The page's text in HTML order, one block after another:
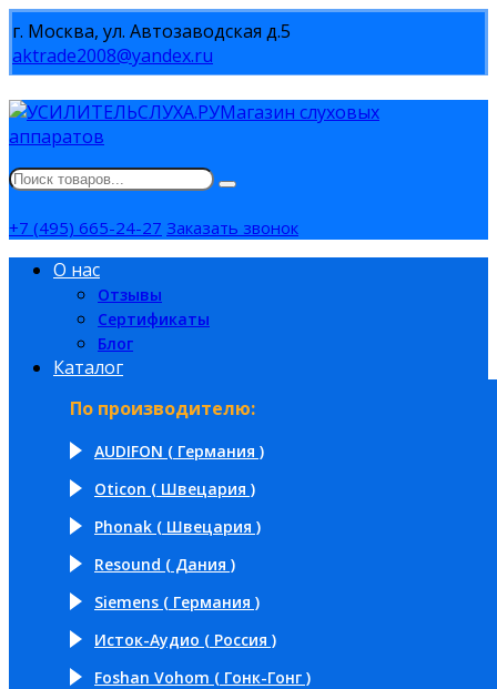
г. Москва, ул. Автозаводская д.5
aktrade2008@yandex.ru
Магазин слуховых
аппаратов
+7 (495) 665-24-27 Заказать звонок
О нас
Отзывы
Сертификаты
Блог
Каталог
По производителю:
AUDIFON ( Германия )
Oticon ( Швецария )
Phonak ( Швецария )
Resound ( Дания )
Siemens ( Германия )
Исток-Аудио ( Россия )
Foshan Vohom ( Гонк-Гонг )